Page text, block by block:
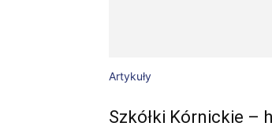
Artykuły
Szkółki Kórnickie –